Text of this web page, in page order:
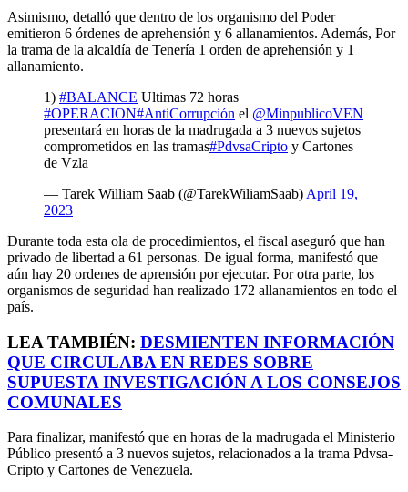
Asimismo, detalló que dentro de los organismo del Poder
emitieron 6 órdenes de aprehensión y 6 allanamientos. Además, Por
la trama de la alcaldía de Tenería 1 orden de aprehensión y 1
allanamiento.
1) #BALANCE Ultimas 72 horas
#OPERACION#AntiCorrupción el @MinpublicoVEN
presentará en horas de la madrugada a 3 nuevos sujetos
comprometidos en las tramas#PdvsaCripto y Cartones
de Vzla
— Tarek William Saab (@TarekWiliamSaab) April 19,
2023
Durante toda esta ola de procedimientos, el fiscal aseguró que han
privado de libertad a 61 personas. De igual forma, manifestó que
aún hay 20 ordenes de aprensión por ejecutar. Por otra parte, los
organismos de seguridad han realizado 172 allanamientos en todo el
país.
LEA TAMBIÉN: DESMIENTEN INFORMACIÓN
QUE CIRCULABA EN REDES SOBRE
SUPUESTA INVESTIGACIÓN A LOS CONSEJOS
COMUNALES
Para finalizar, manifestó que en horas de la madrugada el Ministerio
Público presentó a 3 nuevos sujetos, relacionados a la trama Pdvsa-
Cripto y Cartones de Venezuela.